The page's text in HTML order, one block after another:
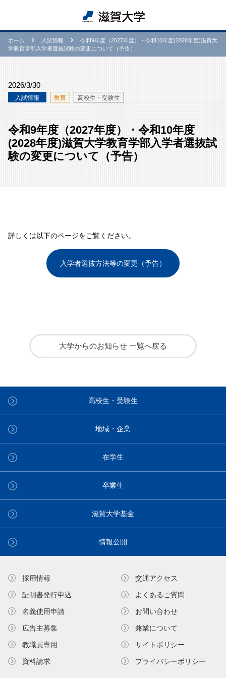
ホーム ⼊試情報
令和9年度（2027年度）・令和10年度(2028年度)滋賀大
学教育学部入学者選抜試験の変更について（予告）
2026/3/30
⼊試情報 教育 高校生・受験生
令和9年度（2027年度）・令和10年度
(2028年度)滋賀大学教育学部入学者選抜試
験の変更について（予告）
詳しくは以下のページをご覧ください。
入学者選抜方法等の変更（予告）
大学からのお知らせ 一覧へ戻る
高校生・受験生
地域・企業
在学生
卒業生
滋賀大学基金
情報公開
採用情報
証明書発⾏申込
名義使⽤申請
広告主募集
教職員専⽤
資料請求
交通アクセス
よくあるご質問
お問い合わせ
兼業について
サイトポリシー
プライバシーポリシー